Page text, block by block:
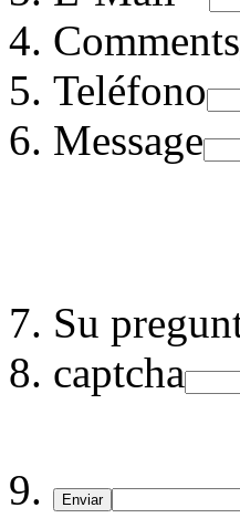
Comments
Teléfono
Message
Su
captcha
Enviar